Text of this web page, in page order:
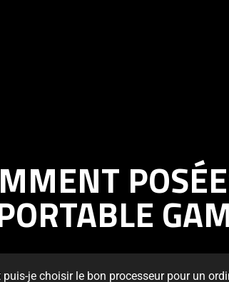
puis-je choisir le bon processeur pour un